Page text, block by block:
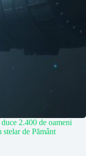
2.400 de oameni
de Pământ